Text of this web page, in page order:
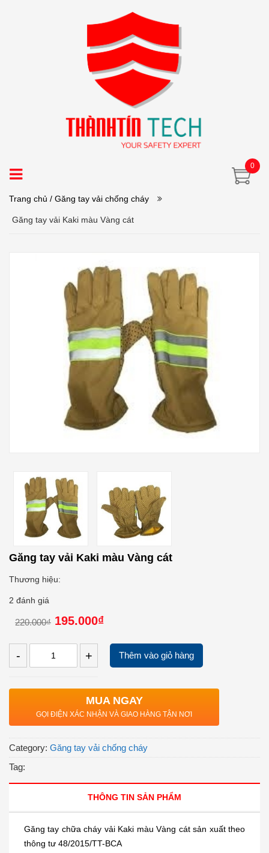
0
Trang chủ / Găng tay vải chống cháy
Găng tay vải Kaki màu Vàng cát
Găng tay vải Kaki màu Vàng cát
Thương hiệu:
2 đánh giá
220.000₫ 195.000₫
- + Thêm vào giỏ hàng
MUA NGAY
GỌI ĐIỆN XÁC NHẬN VÀ GIAO HÀNG TẬN NƠI
Category: Găng tay vải chống cháy
Tag:
THÔNG TIN SẢN PHẨM
Găng tay chữa cháy vải Kaki màu Vàng cát sản xuất theo
thông tư 48/2015/TT-BCA